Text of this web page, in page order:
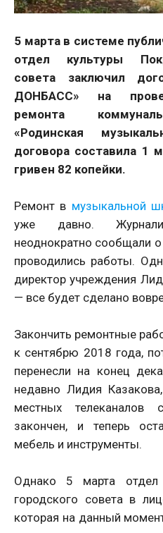
5 марта в системе
отдел культуры
совета заключил
ДОНБАСС» на
ремонта
«Родинская
договора составила 1
гривен 82 копейки.
Ремонт в музыкальной
уже давно.
неоднократно сообщали
проводились работы.
директор учреждения
— все будет сделано
Закончить ремонтные
к сентябрю 2018 года,
перенесли на конец
недавно Лидия
местных телеканалов
закончен, и теперь
мебель и инструменты.
Однако 5 марта отдел
городского совета в
которая на данный